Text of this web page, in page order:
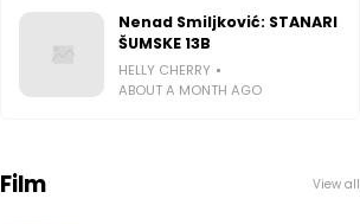
Nenad Smiljković: STANARI
ŠUMSKE 13B
HELLY CHERRY
ABOUT A MONTH AGO
Film View all